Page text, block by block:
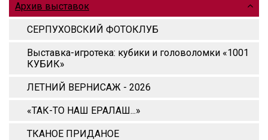
Архив выставок
СЕРПУХОВСКИЙ ФОТОКЛУБ
Выставка-игротека: кубики и головоломки «1001
КУБИК»
ЛЕТНИЙ ВЕРНИСАЖ - 2026
«ТАК-ТО НАШ ЕРАЛАШ...»
ТКАНОЕ ПРИДАНОЕ